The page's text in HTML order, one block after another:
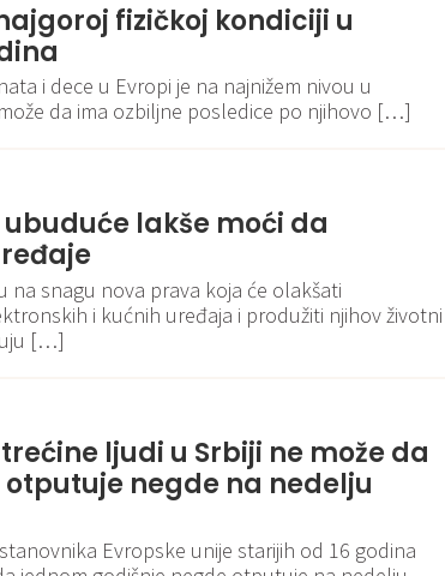
fizičkoj kondiciji u
i dece u Evropi je na najnižem nivou u
da ima ozbiljne posledice po njihovo […]
ubuduće lakše moći da
na snagu nova prava koja će olakšati
i kućnih uređaja i produžiti njihov životni
[…]
ljudi u Srbiji ne može da
negde na nedelju
Evropske unije starijih od 16 godina